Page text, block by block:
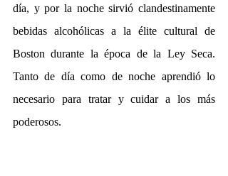
día, y por la noche sirvió clandestinamente
bebidas alcohólicas a la élite cultural de
Boston durante la época de la Ley Seca.
Tanto de día como de noche aprendió lo
necesario para tratar y cuidar a los más
poderosos.